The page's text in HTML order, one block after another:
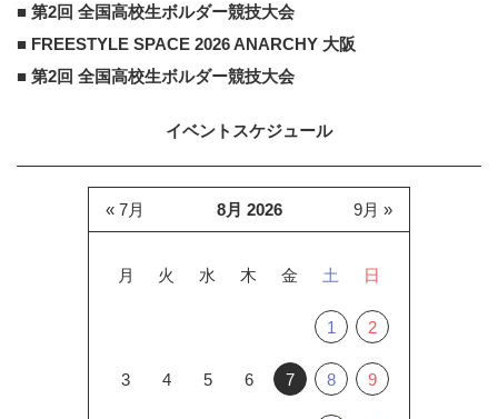
■ 第2回 全国高校生ボルダー競技大会
■ FREESTYLE SPACE 2026 ANARCHY 大阪
■ 第2回 全国高校生ボルダー競技大会
イベントスケジュール
8月 2026
月 火 水 木 金 土 日
1 2
3 4 5 6 7 8 9
« 7月 9月 »